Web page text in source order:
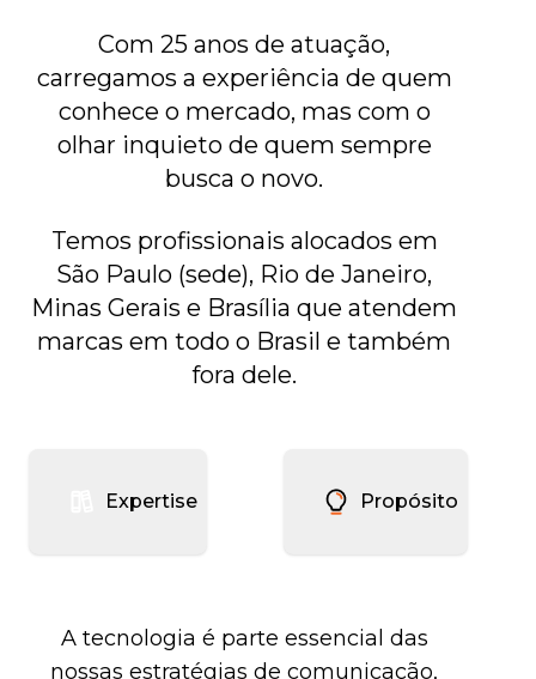
Com 25 anos de atuação,
carregamos a experiência de quem
conhece o mercado, mas com o
olhar inquieto de quem sempre
busca o novo.
Temos profissionais alocados em
São Paulo (sede), Rio de Janeiro,
Minas Gerais e Brasília que atendem
marcas em todo o Brasil e também
fora dele.
Expertise Propósito
A tecnologia é parte essencial das
nossas estratégias de comunicação,